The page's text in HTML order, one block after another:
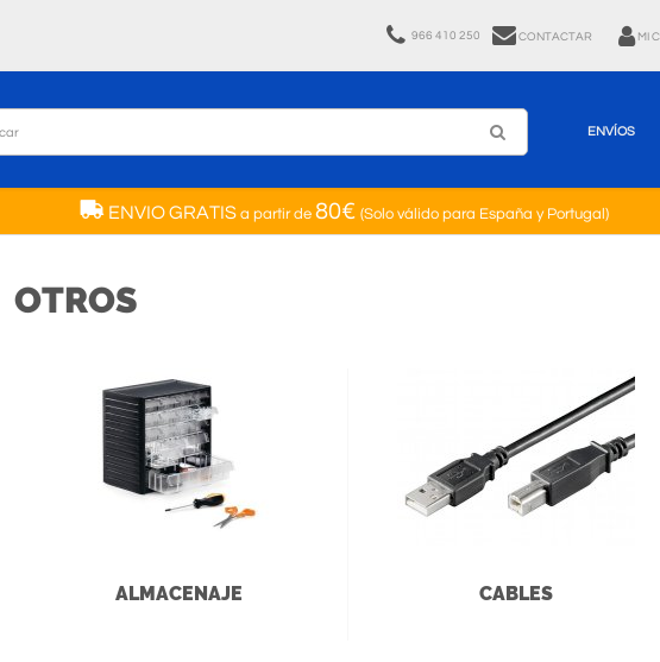
966 410 250 CONTACTAR MI
ENVÍOS
ENVIO GRATISa partir de 80€ (Solo válido para España y Portugal)
OTROS
ALMACENAJE CABLES